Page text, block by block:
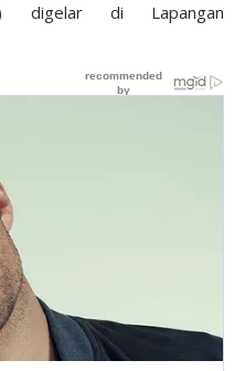
digelar di Lapangan